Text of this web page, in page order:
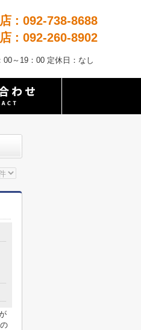
: 092-738-8688
: 092-260-8902
00～19：00 定休日：なし